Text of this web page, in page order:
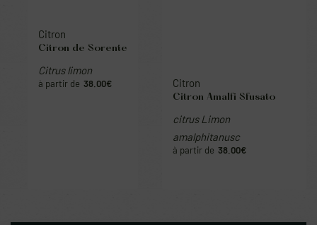
Citron Citron
Citron Amalfi Sfusato
citrus Limon
amalphitanusc
38.00€